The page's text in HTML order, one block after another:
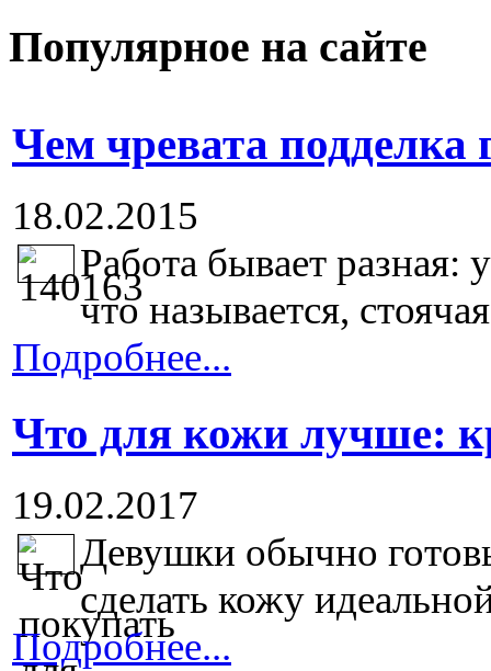
Популярное на сайте
Чем чревата подделка
18.02.2015
Работа бывает разная:
что называется,
Подробнее...
Что для кожи лучше:
19.02.2017
Девушки обычно
сделать кожу
Подробнее...